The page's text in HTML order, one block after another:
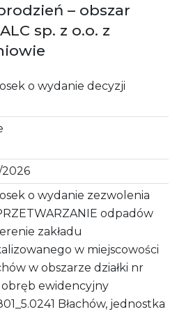
– obszar
sp. z o.o. z
o wydanie decyzji
o wydanie zezwolenia
odpadów
zakładu
w miejscowości
w obszarze działki nr
obręb ewidencyjny
Błachów, jednostka